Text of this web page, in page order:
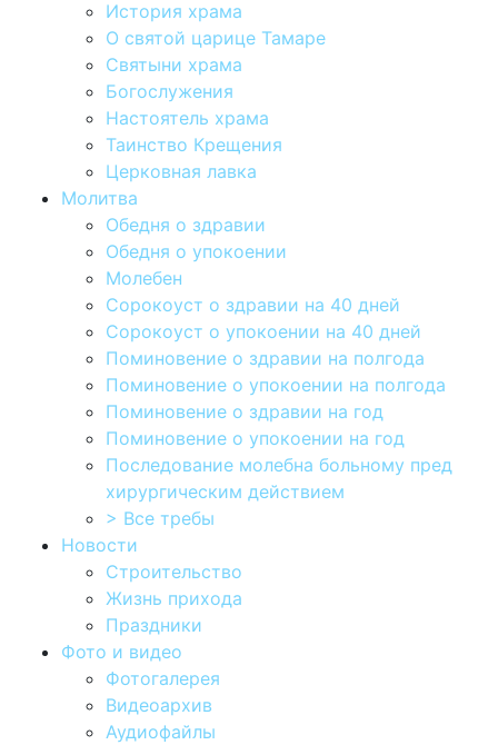
История храма
О святой царице Тамаре
Святыни храма
Богослужения
Настоятель храма
Таинство Крещения
Церковная лавка
Молитва
Обедня о здравии
Обедня о упокоении
Молебен
Сорокоуст о здравии на 40 дней
Сорокоуст о упокоении на 40 дней
Поминовение о здравии на полгода
Поминовение о упокоении на полгода
Поминовение о здравии на год
Поминовение о упокоении на год
Последование молебна больному пред
хирургическим действием
> Все требы
Новости
Строительство
Жизнь прихода
Праздники
Фото и видео
Фотогалерея
Видеоархив
Аудиофайлы